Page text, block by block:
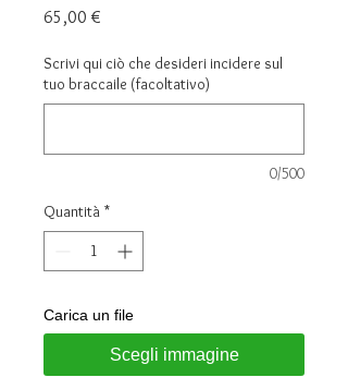
65,00 €
Scrivi qui ciò che desideri incidere sul
tuo braccaile (facoltativo)
0/500
Quantità *
Carica un file
Scegli immagine